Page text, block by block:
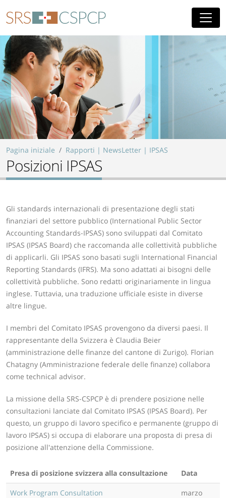
Pagina iniziale Rapporti | NewsLetter | IPSAS
Posizioni IPSAS
Gli standards internazionali di presentazione degli stati
finanziari del settore pubblico (International Public Sector
Accounting Standards-IPSAS) sono sviluppati dal Comitato
IPSAS (IPSAS Board) che raccomanda alle collettività pubbliche
di applicarli. Gli IPSAS sono basati sugli International Financial
Reporting Standards (IFRS). Ma sono adattati ai bisogni delle
collettività pubbliche. Sono redatti originariamente in lingua
inglese. Tuttavia, una traduzione ufficiale esiste in diverse
altre lingue.
I membri del Comitato IPSAS provengono da diversi paesi. Il
rappresentante della Svizzera è Claudia Beier
(amministrazione delle finanze del cantone di Zurigo). Florian
Chatagny (Amministrazione federale delle finanze) collabora
come technical advisor.
La missione della SRS-CSPCP è di prendere posizione nelle
consultazioni lanciate dal Comitato IPSAS (IPSAS Board). Per
questo, un gruppo di lavoro specifico e permanente (gruppo di
lavoro IPSAS) si occupa di elaborare una proposta di presa di
posizione all'attenzione della Commissione.
Presa di posizione svizzera alla consultazione Data
Work Program Consultation
marzo